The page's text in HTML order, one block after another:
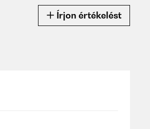
Írjon értékelést